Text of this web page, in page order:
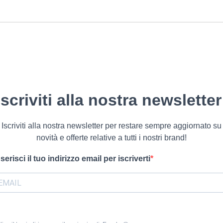
alla nostra
Iscriviti alla nostra newsletter per restare sempre aggiornato su
novità e offerte relative a tutti i nostri brand!
il tuo indirizzo email per iscriverti